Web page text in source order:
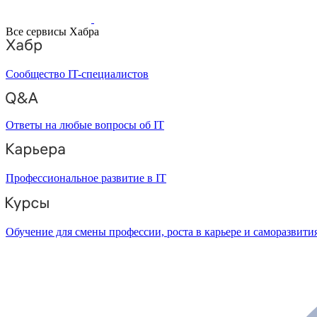
Все сервисы Хабра
Сообщество IT-специалистов
Ответы на любые вопросы об IT
Профессиональное развитие в IT
Обучение для смены профессии, роста в карьере и